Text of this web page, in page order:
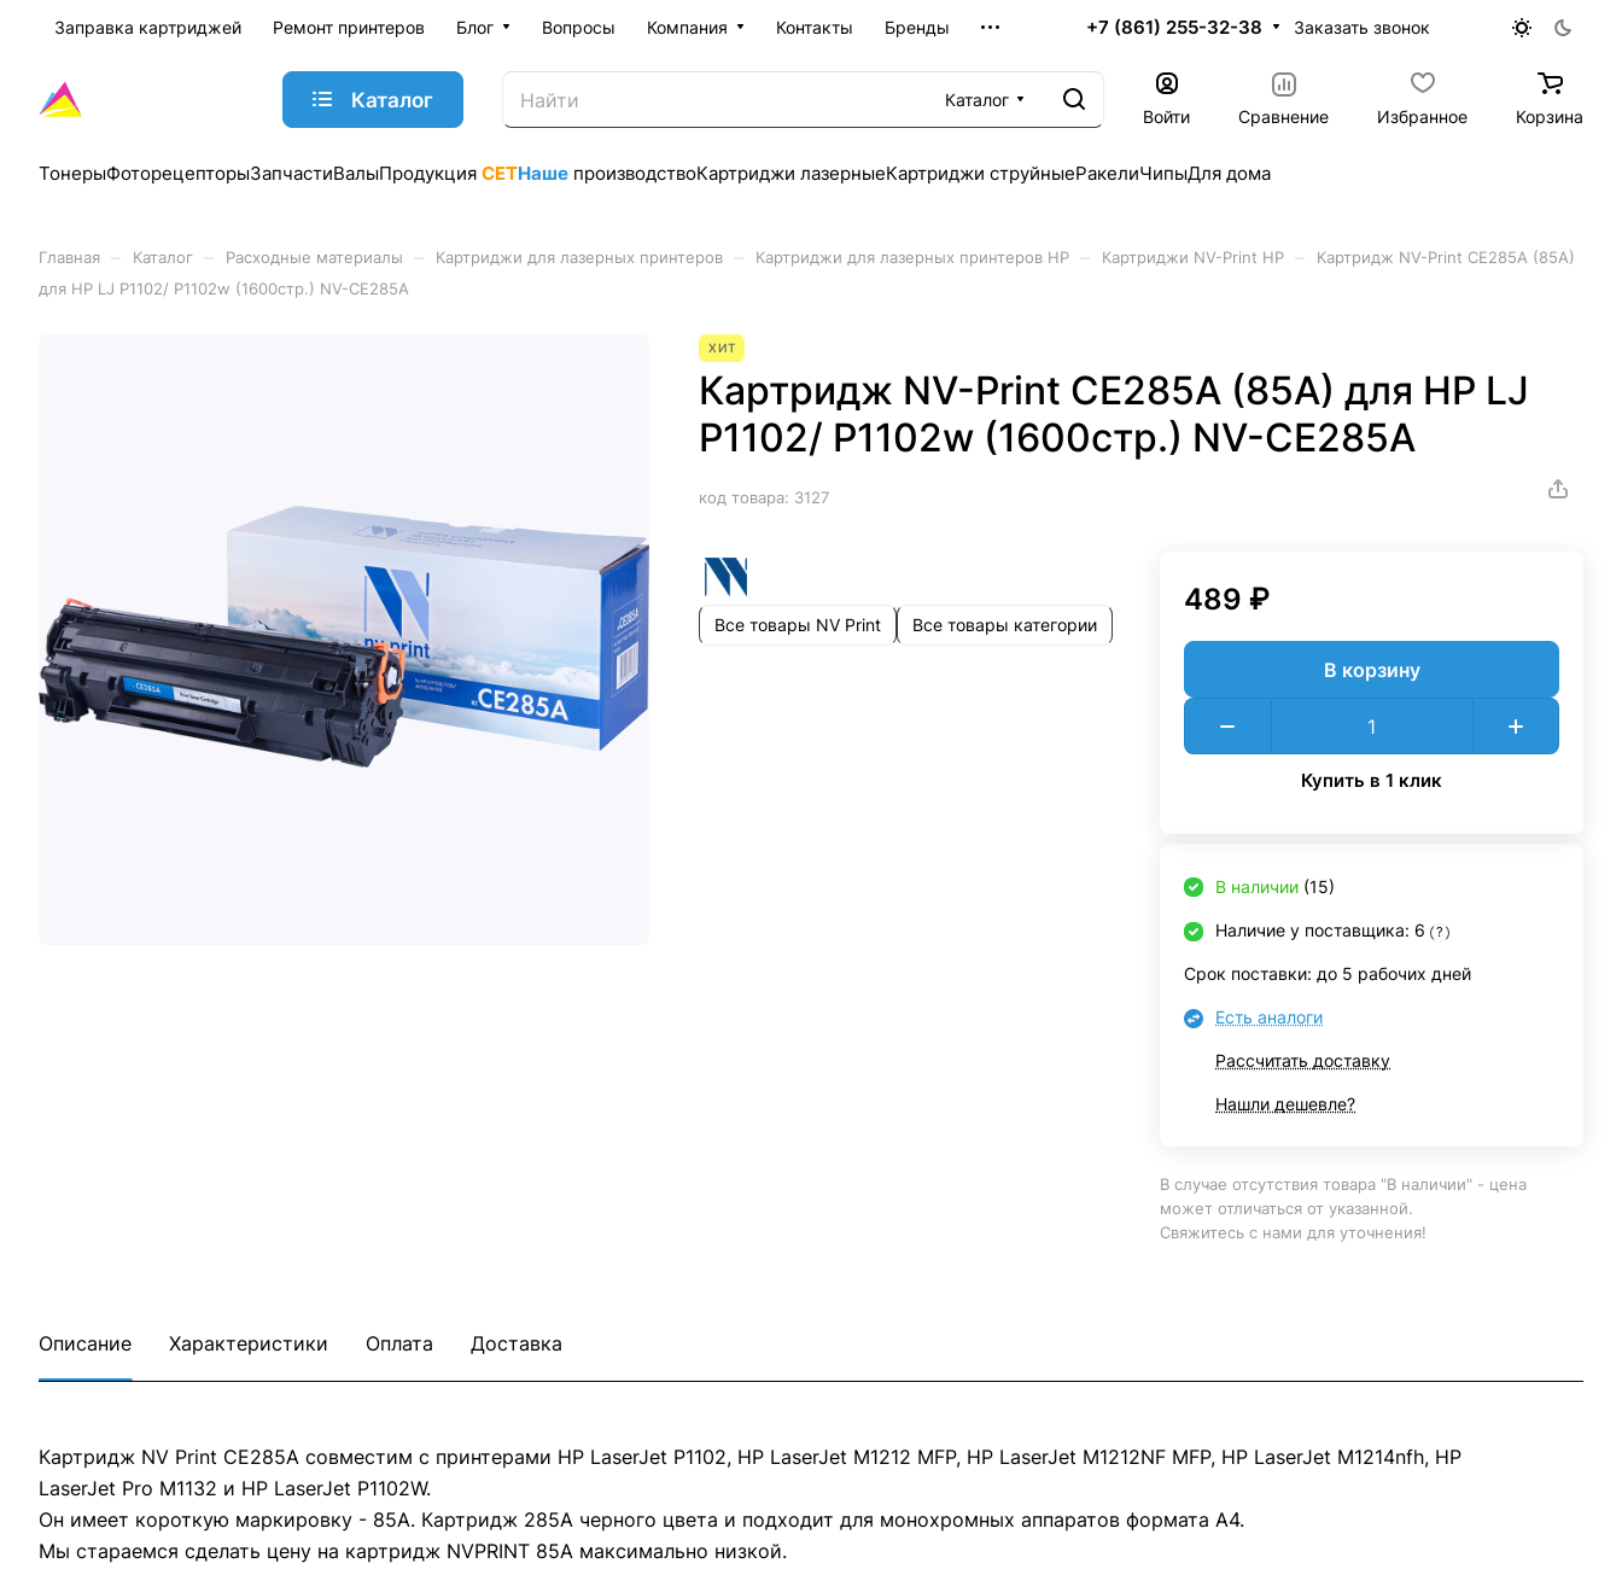
Заправка картриджей Ремонт принтеров Блог Вопросы Компания Контакты Бренды +7 (861) 255-32-38 Заказать звонок
Каталог
Каталог
Войти
Сравнение Избранное Корзина
ТонерыФоторецепторыЗапчастиВалыПродукция CETНаше производствоКартриджи лазерныеКартриджи струйныеРакелиЧипыДля дома
Главная Каталог Расходные материалы Картриджи для лазерных принтеров Картриджи для лазерных принтеров HP Картриджи NV-Print HP
Картридж NV-Print CE285A (85A)
для HP LJ P1102/ P1102w (1600стр.) NV-CE285A
ХИТ
Картридж NV-Print CE285A (85A) для HP LJ
P1102/ P1102w (1600стр.) NV-CE285A
код товара: 3127
Все товары NV Print Все товары категории
489 ₽
В корзину
Купить в 1 клик
В наличии (15)
Наличие у поставщика: 6 ?
Срок поставки: до 5 рабочих дней
Есть аналоги
Рассчитать доставку
Нашли дешевле?
В случае отсутствия товара "В наличии" - цена
может отличаться от указанной.
Свяжитесь с нами для уточнения!
Описание Характеристики Оплата Доставка
Картридж NV Print CE285A совместим с принтерами HP LaserJet P1102, HP LaserJet M1212 MFP, HP LaserJet M1212NF MFP, HP LaserJet M1214nfh, HP
LaserJet Pro M1132 и HP LaserJet P1102W.
Он имеет короткую маркировку - 85А. Картридж 285A черного цвета и подходит для монохромных аппаратов формата А4.
Мы стараемся сделать цену на картридж NVPRINT 85A максимально низкой.